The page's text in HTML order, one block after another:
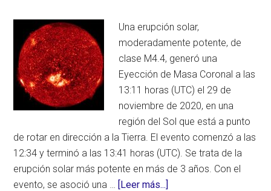
Una erupción solar,
moderadamente potente, de
clase M4.4, generó una
Eyección de Masa Coronal a las
13:11 horas (UTC) el 29 de
noviembre de 2020, en una
región del Sol que está a punto
de rotar en dirección a la Tierra. El evento comenzó a las
12:34 y terminó a las 13:41 horas (UTC). Se trata de la
erupción solar más potente en más de 3 años. Con el
evento, se asoció una … [Leer más...]